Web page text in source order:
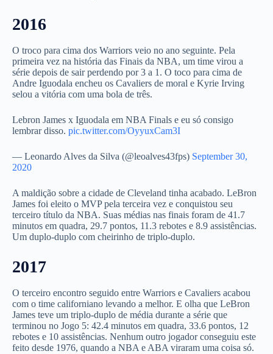
2016
O troco para cima dos Warriors veio no ano seguinte. Pela
primeira vez na história das Finais da NBA, um time virou a
série depois de sair perdendo por 3 a 1. O toco para cima de
Andre Iguodala encheu os Cavaliers de moral e Kyrie Irving
selou a vitória com uma bola de três.
Lebron James x Iguodala em NBA Finals e eu só consigo
lembrar disso. pic.twitter.com/OyyuxCam3I
— Leonardo Alves da Silva (@leoalves43fps) September 30,
2020
A maldição sobre a cidade de Cleveland tinha acabado. LeBron
James foi eleito o MVP pela terceira vez e conquistou seu
terceiro título da NBA. Suas médias nas finais foram de 41.7
minutos em quadra, 29.7 pontos, 11.3 rebotes e 8.9 assistências.
Um duplo-duplo com cheirinho de triplo-duplo.
2017
O terceiro encontro seguido entre Warriors e Cavaliers acabou
com o time californiano levando a melhor. E olha que LeBron
James teve um triplo-duplo de média durante a série que
terminou no Jogo 5: 42.4 minutos em quadra, 33.6 pontos, 12
rebotes e 10 assistências. Nenhum outro jogador conseguiu este
feito desde 1976, quando a NBA e ABA viraram uma coisa só.